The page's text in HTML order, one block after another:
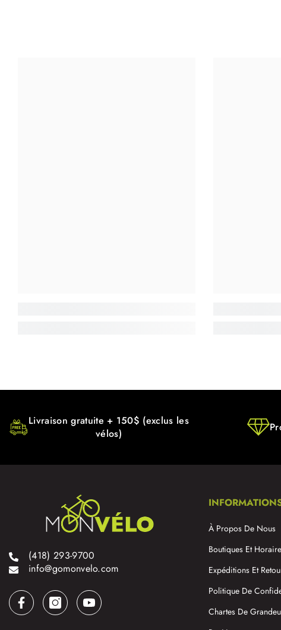
Livraison gratuite + 150$ (exclus les
vélos)
(418) 293-9700
info@gomonvelo.com
À Propos De Nous
Boutiques Et
Expéditions Et
Politique De
Chartes De